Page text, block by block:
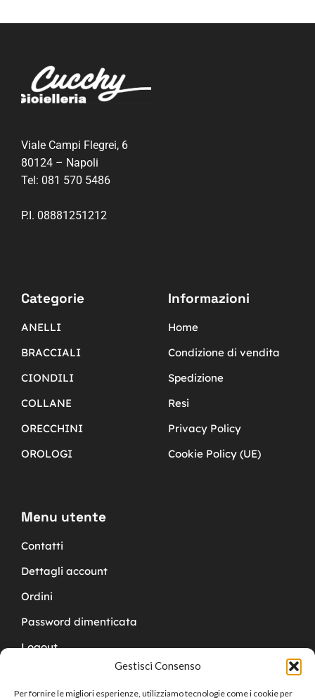
Gestisci Consenso
Per fornire le migliori esperienze, utilizziamo tecnologie come i cookie per
Viale Campi Flegrei, 6
80124 – Napoli
Tel: 081 570 5486
P.I. 08881251212
Categorie
ANELLI
BRACCIALI
CIONDILI
COLLANE
ORECCHINI
OROLOGI
Informazioni
Home
Condizione di vendita
Spedizione
Resi
Privacy Policy
Cookie Policy (UE)
Menu utente
Contatti
Dettagli account
Ordini
Password dimenticata
Logout